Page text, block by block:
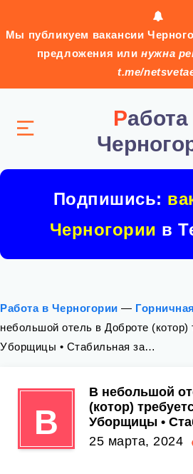
Мы публикуем вакансии
предложения илинужна
t.me/
Работа в
Подпишись:
Черногории в
Работа в Черногории —
небольшой отель в Доброте (котор)
Уборщицы • Стабильная за…
В
В небольшой
(котор)
Уборщицы •
25 марта, 2024